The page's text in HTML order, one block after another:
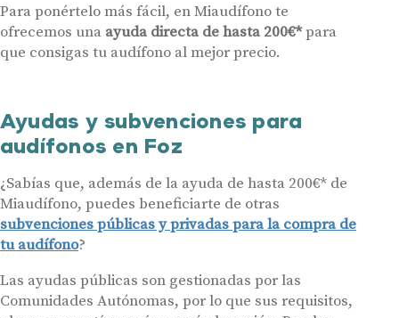
Para ponértelo más fácil, en Miaudífono te
ofrecemos una ayuda directa de hasta 200€*para
que consigas tu audífono al mejor precio.
Ayudas y subvenciones para
audífonos en Foz
¿Sabías que, además de la ayuda de hasta 200€* de
Miaudífono, puedes beneficiarte de otras
subvenciones públicas y privadas para la compra de
tu audífono?
Las ayudas públicas son gestionadas por las
Comunidades Autónomas, por lo que sus requisitos,